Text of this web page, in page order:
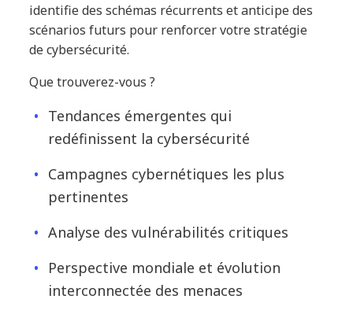
identifie des schémas récurrents et anticipe des
scénarios futurs pour renforcer votre stratégie
de cybersécurité.
Que trouverez-vous ?
Tendances émergentes qui
redéfinissent la cybersécurité
Campagnes cybernétiques les plus
pertinentes
Analyse des vulnérabilités critiques
Perspective mondiale et évolution
interconnectée des menaces